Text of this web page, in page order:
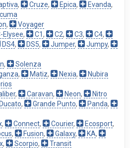
, Cruze, Epica, Evanda,
,
Voyager
Elysee, C1, C2, C3, C4,
DS4, DS5, Jumper, Jumpy,
,
Solenza
, Matiz, Nexia,
Nubira
, Caravan, Neon,
Nitro
Ducato, Grande Punto, Panda,
, Connect, Courier, Ecosport,
, Fusion, Galaxy, KA,
, Scorpio,
Transit